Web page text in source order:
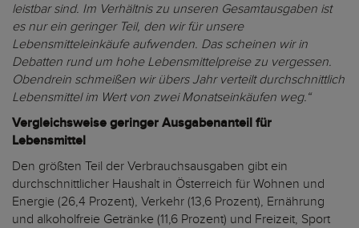
leistbar sind. Im Verhältnis zu unseren Gesamtausgaben ist
es nur ein geringer Teil, den wir für unsere
Lebensmitteleinkäufe aufwenden. Das scheinen wir in
Debatten rund um hohe Lebensmittelpreise zu vergessen.
Obendrein schmeißen wir übers Jahr verteilt durchschnittlich
Lebensmittel im Wert von zwei Monatseinkäufen weg.“
Vergleichsweise geringer Ausgabenanteil für
Lebensmittel
Den größten Teil der Verbrauchsausgaben gibt ein
durchschnittlicher Haushalt in Österreich für Wohnen und
Energie (26,4 Prozent), Verkehr (13,6 Prozent), Ernährung
und alkoholfreie Getränke (11,6 Prozent) und Freizeit, Sport